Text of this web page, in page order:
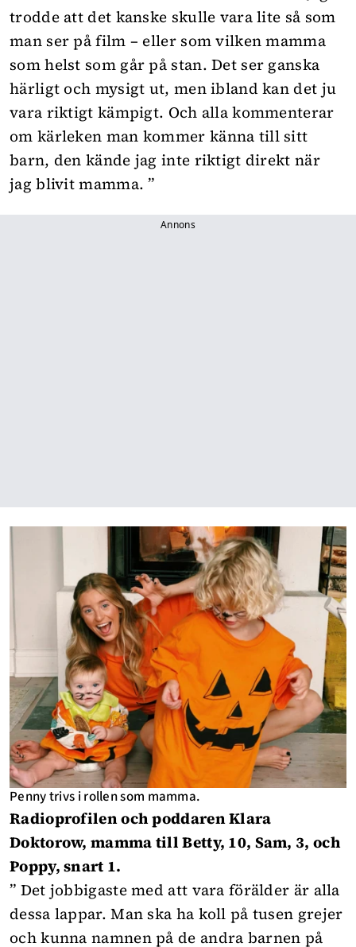
trodde att det kanske skulle vara lite så som
man ser på film – eller som vilken mamma
som helst som går på stan. Det ser ganska
härligt och mysigt ut, men ibland kan det ju
vara riktigt kämpigt. Och alla kommenterar
om kärleken man kommer känna till sitt
barn, den kände jag inte riktigt direkt när
jag blivit mamma. ”
Annons
Penny trivs i rollen som mamma.
Radioprofilen och poddaren Klara
Doktorow, mamma till Betty, 10, Sam, 3, och
Poppy, snart 1.
” Det jobbigaste med att vara förälder är alla
dessa lappar. Man ska ha koll på tusen grejer
och kunna namnen på de andra barnen på